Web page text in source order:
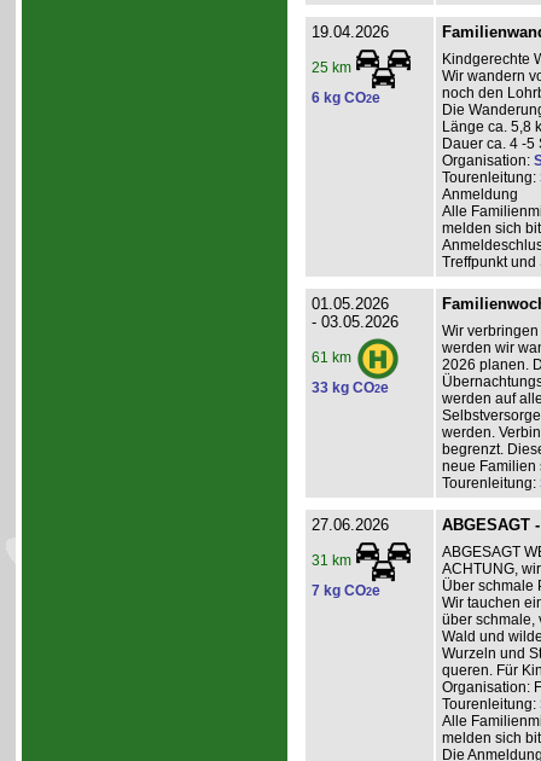
19.04.2026
25 km
6 kg CO2e
Kindgerechte
Wir wandern
noch den
Die
Länge ca. 5,8
Dauer ca. 4 -5
Organisation:
Tourenleitung:
Anmeldung
Alle
melden sich
Treffpunkt und
01.05.2026
- 03.05.2026
61 km
33 kg CO2e
Wir
werden wir
2026 planen.
werden auf
werden.
begrenzt.
neue Familien
Tourenleitung:
27.06.2026
31 km
7 kg CO2e
ABGESAGT
ABGESAGT
ACHTUNG,
Über schmale
Wir tauchen
über schmale,
Wald und
Wurzeln und
queren. Für
Organisation:
Tourenleitung:
Alle
melden sich
Die